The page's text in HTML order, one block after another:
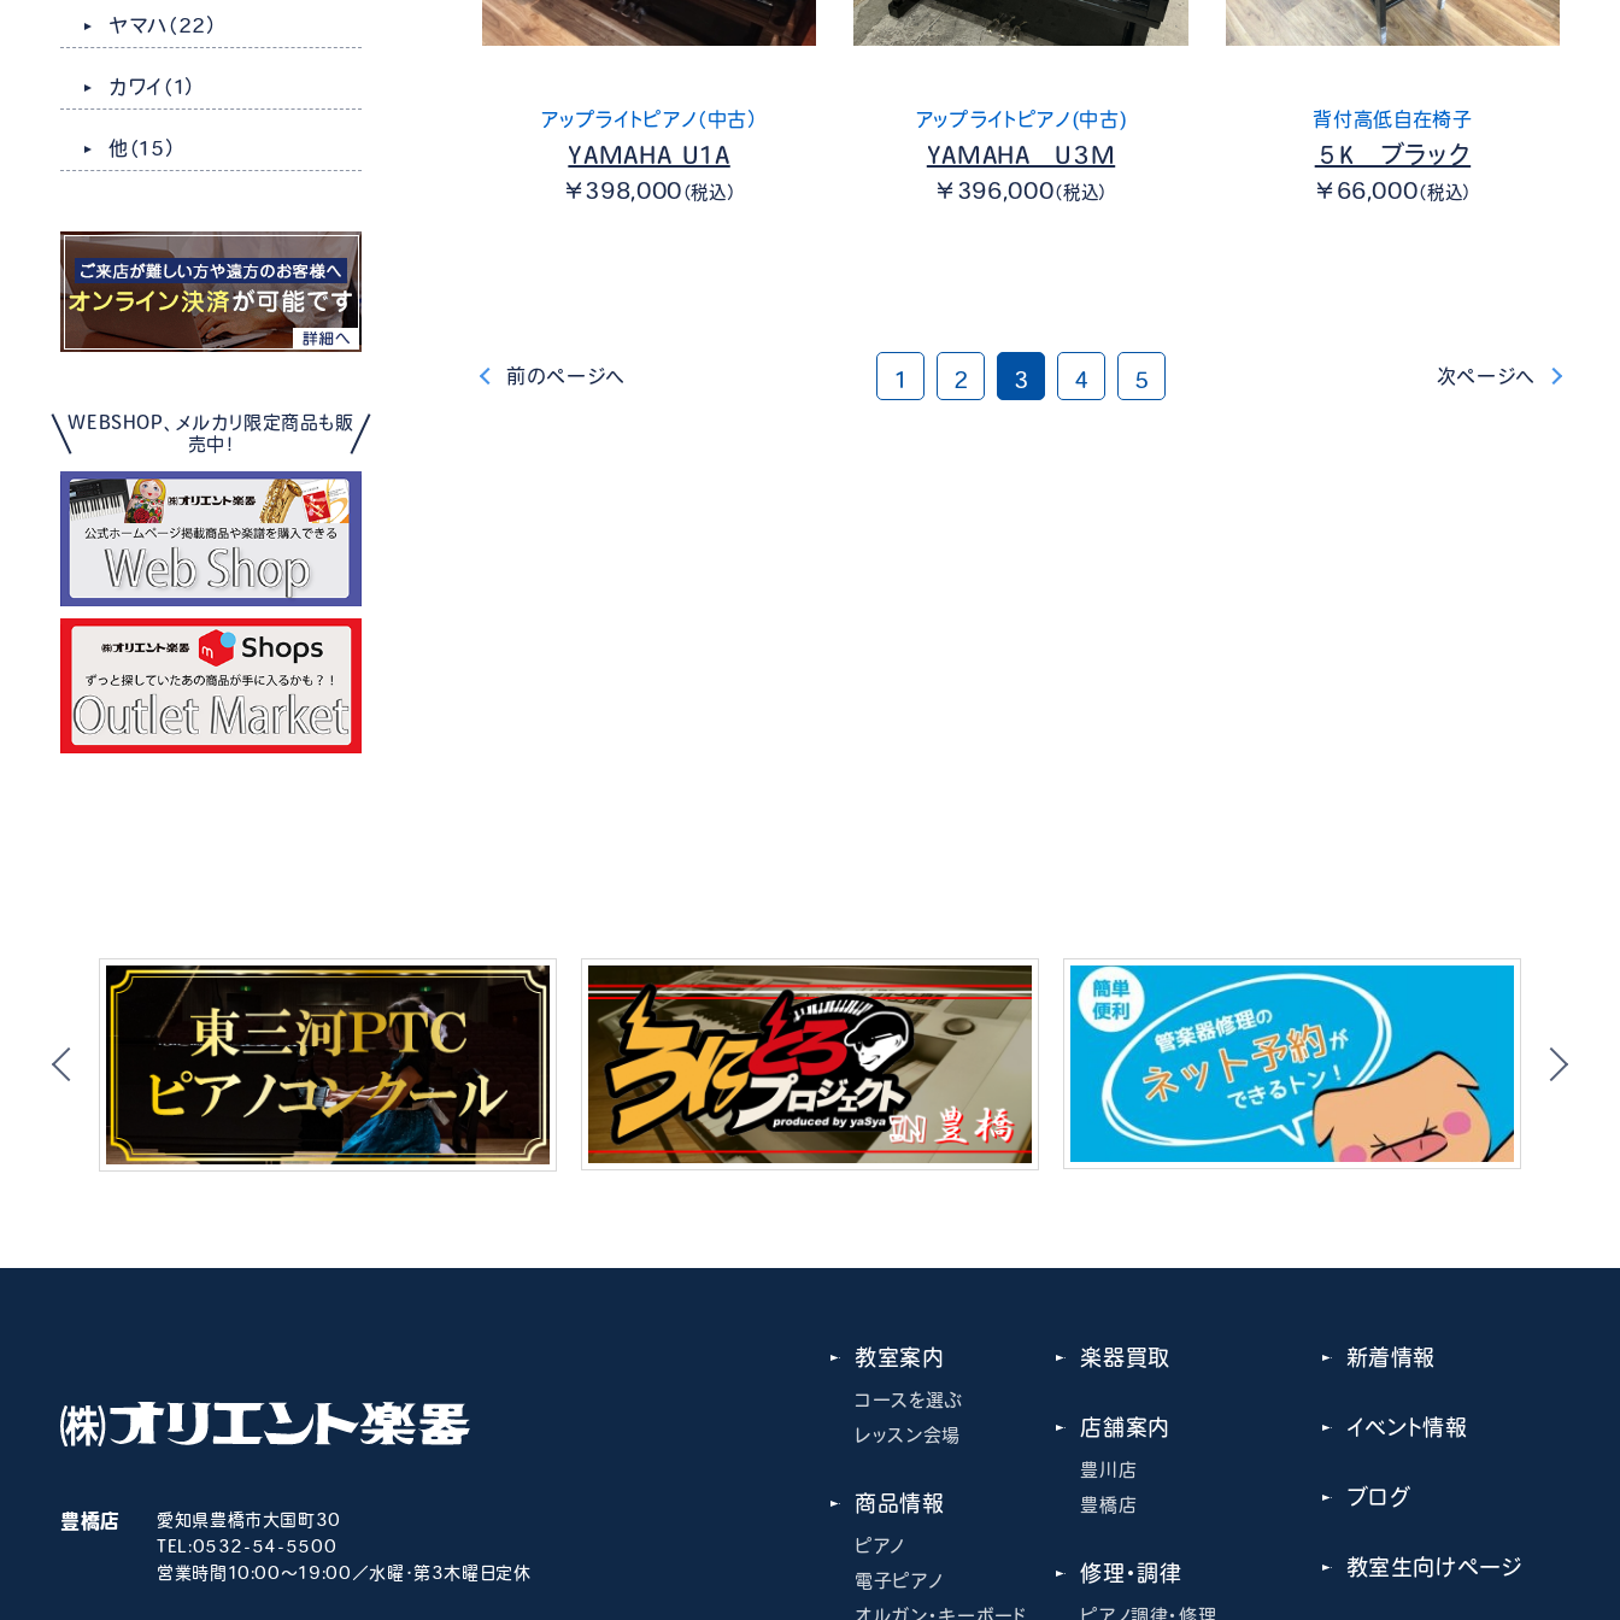
ヤマハ （22）
カワイ （1）
他 （15）
WEBSHOP、メルカリ限定商品も販
売中！
アップライトピアノ（中古）
YAMAHA U1A
￥398,000 （税込）
アップライトピアノ(中古)
YAMAHA U3M
￥396,000（税込）
背付高低自在椅子
５K ブラック
￥66,000（税込）
前のページへ 1 2 3 4 5 次ページへ
豊橋店
愛知県豊橋市大国町30
TEL:0532-54-5500
営業時間10:00～19:00／水曜･第3木曜日定休
教室案内
コースを選ぶ
レッスン会場
商品情報
ピアノ
電子ピアノ
オルガン・キーボード
楽器買取
店舗案内
豊川店
豊橋店
修理・調律
ピアノ調律・修理
新着情報
イベント情報
ブログ
教室生向けページ